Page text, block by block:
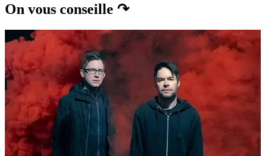
On vous conseille ↷